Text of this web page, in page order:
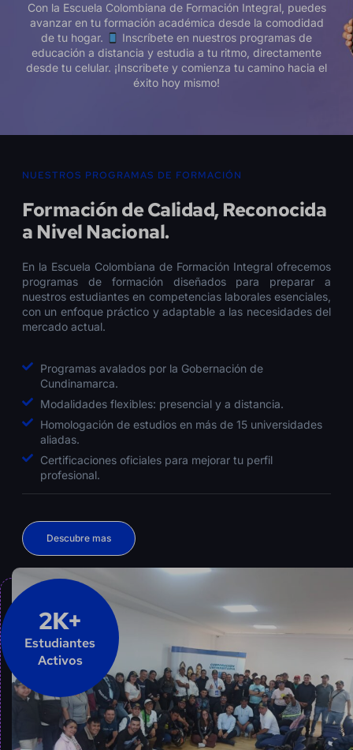
Con la Escuela Colombiana de Formación Integral, puedes
avanzar en tu formación académica desde la comodidad
de tu hogar.
Inscríbete en nuestros programas de
educación a distancia y estudia a tu ritmo, directamente
desde tu celular. ¡Inscribete y comienza tu camino hacia el
éxito hoy mismo!
NUESTROS PROGRAMAS DE FORMACIÓN
Formación de Calidad, Reconocida
a Nivel Nacional.
En la Escuela Colombiana de Formación Integral ofrecemos
programas de formación diseñados para preparar a
nuestros estudiantes en competencias laborales esenciales,
con un enfoque práctico y adaptable a las necesidades del
mercado actual.
Programas avalados por la Gobernación de
Cundinamarca.
Modalidades flexibles: presencial y a distancia.
Homologación de estudios en más de 15 universidades
aliadas.
Certificaciones oficiales para mejorar tu perfil
profesional.
Descubre mas
2K+
Estudiantes
Activos